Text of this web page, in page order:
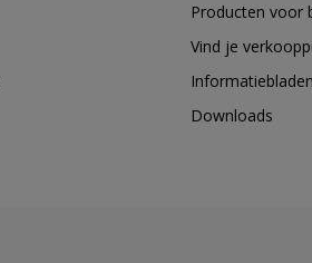
Producten voor
Vind je
Informatiebladen
Downloads